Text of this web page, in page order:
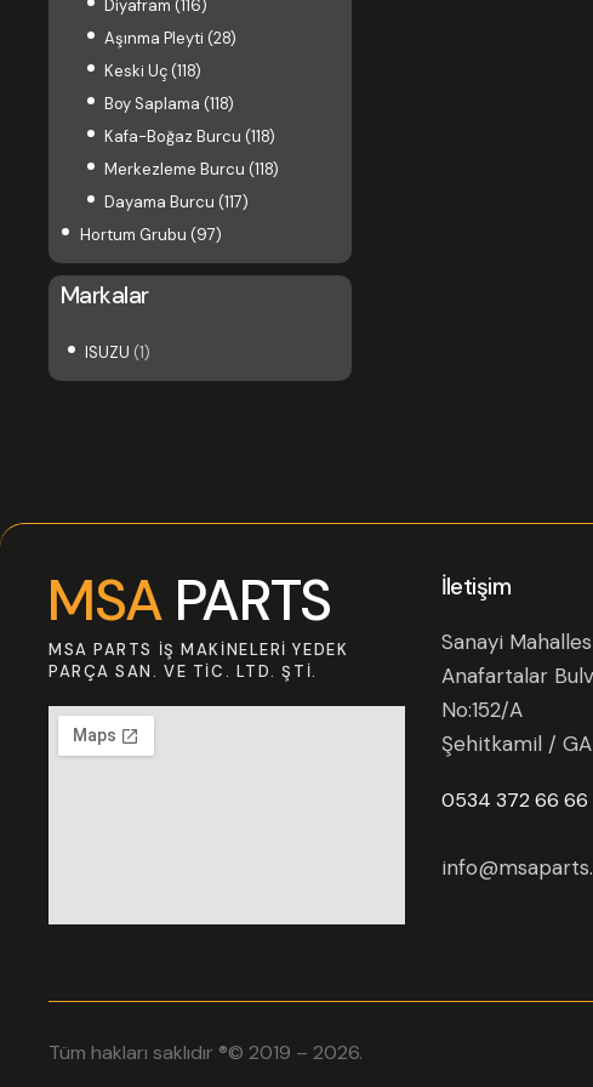
Diyafram (116)
Aşınma Pleyti (28)
Keski Uç(118)
Boy Saplama (118)
Kafa-Boğaz Burcu (118)
Merkezleme Burcu (118)
Dayama Burcu (117)
Hortum Grubu (97)
Markalar
ISUZU (1)
MSA PARTS
MSA PARTS İŞ MAKINELERI YEDEK
PARÇA SAN. VE TIC. LTD. ŞTI.
İletişim
Sanayi
Anafartalar
No:152/A
Şehitkamil /
0534 372 66 66
Tüm hakları saklıdır ®© 2019 – 2026.